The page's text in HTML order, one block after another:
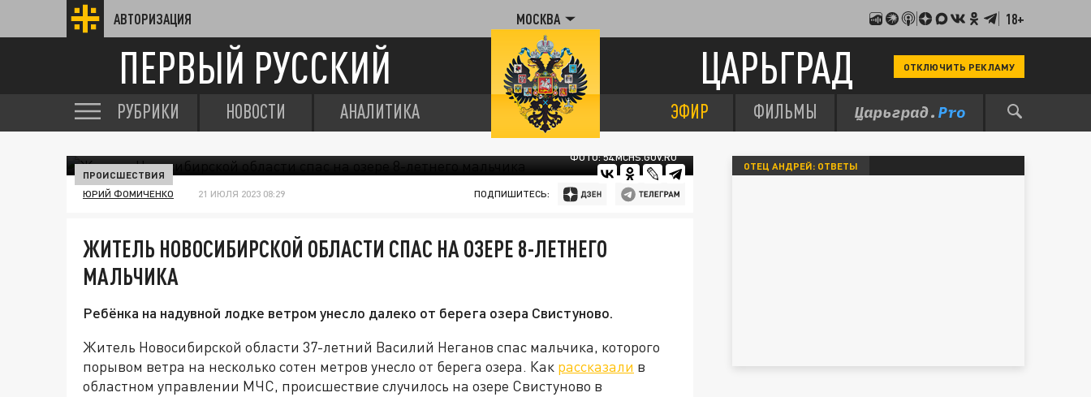
АВТОРИЗАЦИЯ МОСКВА 18+
ПЕРВЫЙ РУССКИЙ ЦАРЬГРАД ОТКЛЮЧИТЬ РЕКЛАМУ
РУБРИКИ НОВОСТИ АНАЛИТИКА ЭФИР ФИЛЬМЫ
ФОТО: 54.MCHS.GOV.RU
ПРОИСШЕСТВИЯ
ЮРИЙ ФОМИЧЕНКО 21 ИЮЛЯ 2023 08:29 ПОДПИШИТЕСЬ:
ЖИТЕЛЬ НОВОСИБИРСКОЙ ОБЛАСТИ СПАС НА ОЗЕРЕ 8-ЛЕТНЕГО
МАЛЬЧИКА
Ребёнка на надувной лодке ветром унесло далеко от берега озера Свистуново.
Житель Новосибирской области 37-летний Василий Неганов спас мальчика, которого
порывом ветра на несколько сотен метров унесло от берега озера. Как рассказали в
областном управлении МЧС, происшествие случилось на озере Свистуново в
ОТЕЦ АНДРЕЙ: ОТВЕТЫ